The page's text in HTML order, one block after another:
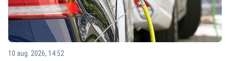
10 aug. 2026, 14:52